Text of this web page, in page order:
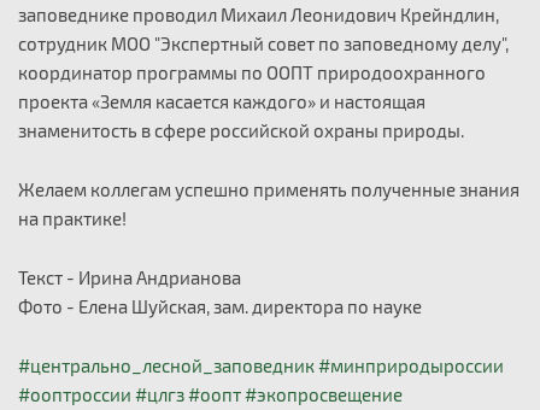
заповеднике проводил Михаил Леонидович Крейндлин,
сотрудник МОО "Экспертный совет по заповедному делу",
координатор программы по ООПТ природоохранного
проекта «Земля касается каждого» и настоящая
знаменитость в сфере российской охраны природы.
Желаем коллегам успешно применять полученные знания
на практике!
Текст - Ирина Андрианова
Фото - Елена Шуйская, зам. директора по науке
#центрально_лесной_заповедник#минприродыроссии
#ооптроссии #цлгз#оопт#экопросвещение